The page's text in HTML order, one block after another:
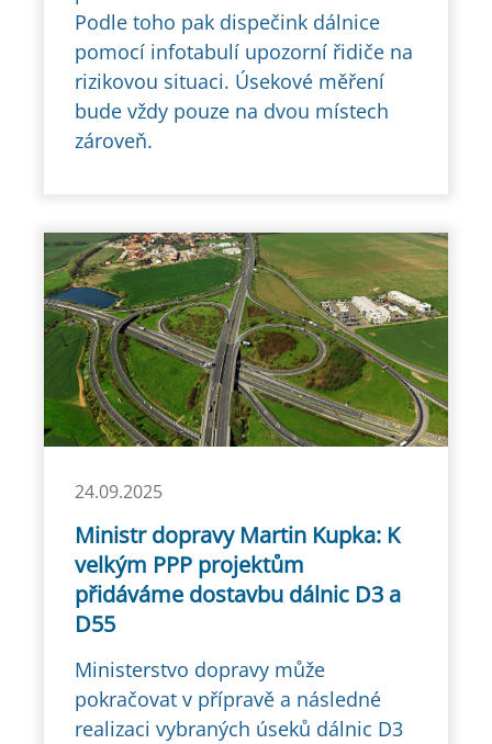
Podle toho pak dispečink dálnice
pomocí infotabulí upozorní řidiče na
rizikovou situaci. Úsekové měření
bude vždy pouze na dvou místech
zároveň.
24.09.2025
Ministr dopravy Martin Kupka: K
velkým PPP projektům
přidáváme dostavbu dálnic D3 a
D55
Ministerstvo dopravy může
pokračovat v přípravě a následné
realizaci vybraných úseků dálnic D3